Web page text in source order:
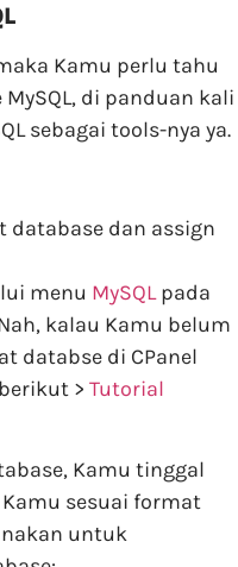
Kamu perlu tahu
di panduan kali
sebagai tools-nya ya.
database dan assign
menu MySQLpada
kalau Kamu belum
databse di CPanel
> Tutorial
Kamu tinggal
sesuai format
untuk